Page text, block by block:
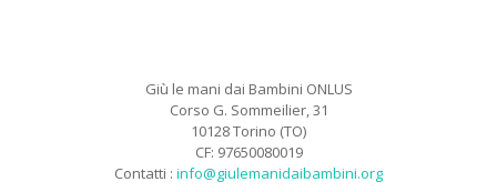
Giù le mani dai Bambini ONLUS
Corso G. Sommeilier, 31
10128 Torino (TO)
CF: 97650080019
Contatti : info@giulemanidaibambini.org